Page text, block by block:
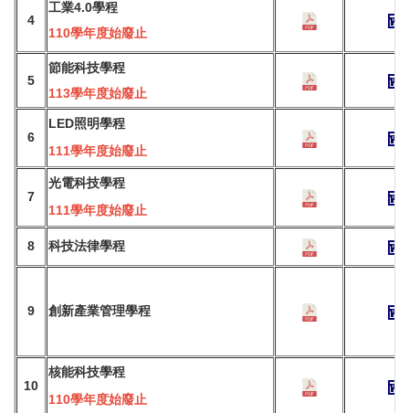
4
工業4.0學程
110學年度始廢止
5
節能科技學程
113學年度始廢止
6
LED照明學程
111學年度始廢止
7
光電科技學程
111學年度始廢止
8 科技法律學程
9 創新產業管理學程
10
核能科技學程
110學年度始廢止